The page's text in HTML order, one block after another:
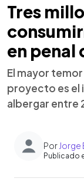
Tres
en penal
El mayor
proyecto es el
albergar entre
Por Jorge
Publicado